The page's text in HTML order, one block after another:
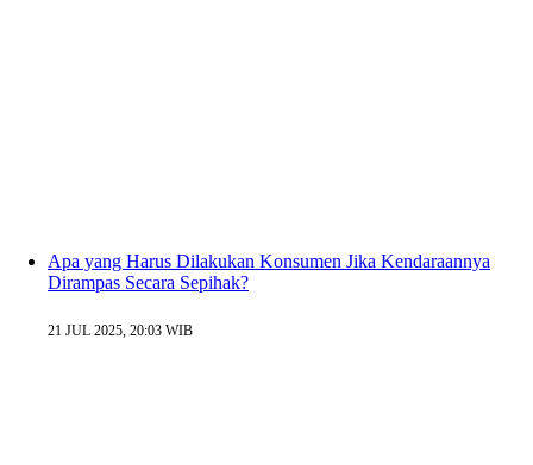
Apa yang Harus Dilakukan Konsumen Jika Kendaraannya
Dirampas Secara Sepihak?
21 JUL 2025, 20:03 WIB